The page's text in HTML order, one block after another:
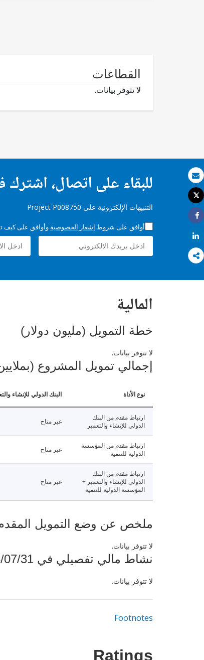
بريد الكتروني
طباعة
Tweet
Share
Share
القطاعات
لا تتوفر بيانات.
للبقاء على اتصال،
التنبيهات الإلكترونية على Project P008750
أوافق على شروط إشعار الخصوصية وأوافق على كيف
المالية
خطة التمويل (مليون دولار)
لا تتوفر بيانات.
إجمالي تمويل المشروع
نوع الأداة البنك الدولي للإنشاء
ارتباط مقدم من البنك
الدولي للإنشاء والتعمير
غير متاح
ارتباط مقدم من المؤسسة
الدولية للتنمية
غير متاح
ارتباط مقدم من البنك
الدولي للإنشاء والتعمير +
المؤسسة الدولية للتنمية
غير متاح
ملخص عن وضع التمويل المقدم من
لا تتوفر بيانات.
نشاط مالي تفصيلي في 2026/07/31
لا تتوفر بيانات.
Footnotes